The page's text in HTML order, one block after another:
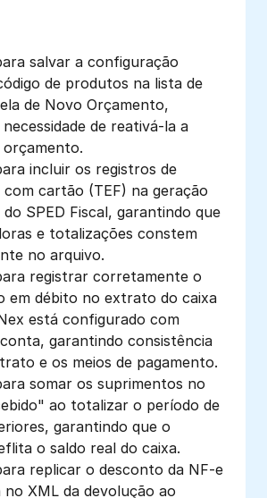
salvar a configuração
de produtos na lista de
de Novo Orçamento,
de reativá-la a
incluir os registros de
cartão (TEF) na geração
SPED Fiscal, garantindo que
e totalizações constem
no arquivo.
registrar corretamente o
em débito no extrato do caixa
está configurado com
garantindo consistência
e os meios de pagamento.
somar os suprimentos no
ao totalizar o período de
garantindo que o
o saldo real do caixa.
replicar o desconto da NF-e
no XML da devolução ao